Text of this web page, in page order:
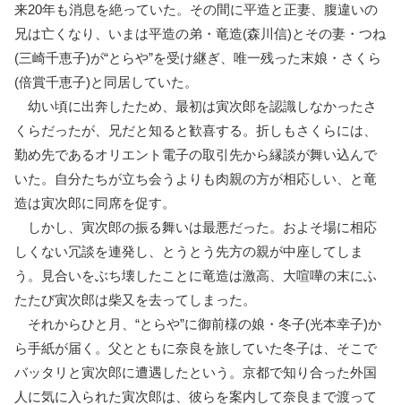
来20年も消息を絶っていた。その間に平造と正妻、腹違いの
兄は亡くなり、いまは平造の弟・竜造(森川信)とその妻・つね
(三崎千恵子)が“とらや”を受け継ぎ、唯一残った末娘・さくら
(倍賞千恵子)と同居していた。
幼い頃に出奔したため、最初は寅次郎を認識しなかったさ
くらだったが、兄だと知ると歓喜する。折しもさくらには、
勤め先であるオリエント電子の取引先から縁談が舞い込んで
いた。自分たちが立ち会うよりも肉親の方が相応しい、と竜
造は寅次郎に同席を促す。
しかし、寅次郎の振る舞いは最悪だった。およそ場に相応
しくない冗談を連発し、とうとう先方の親が中座してしま
う。見合いをぶち壊したことに竜造は激高、大喧嘩の末にふ
たたび寅次郎は柴又を去ってしまった。
それからひと月、“とらや”に御前様の娘・冬子(光本幸子)か
ら手紙が届く。父とともに奈良を旅していた冬子は、そこで
バッタリと寅次郎に遭遇したという。京都で知り合った外国
人に気に入られた寅次郎は、彼らを案内して奈良まで渡って